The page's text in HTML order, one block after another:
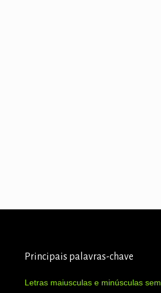
Principais palavras-chave
Letras maiusculas e minúsculas sem